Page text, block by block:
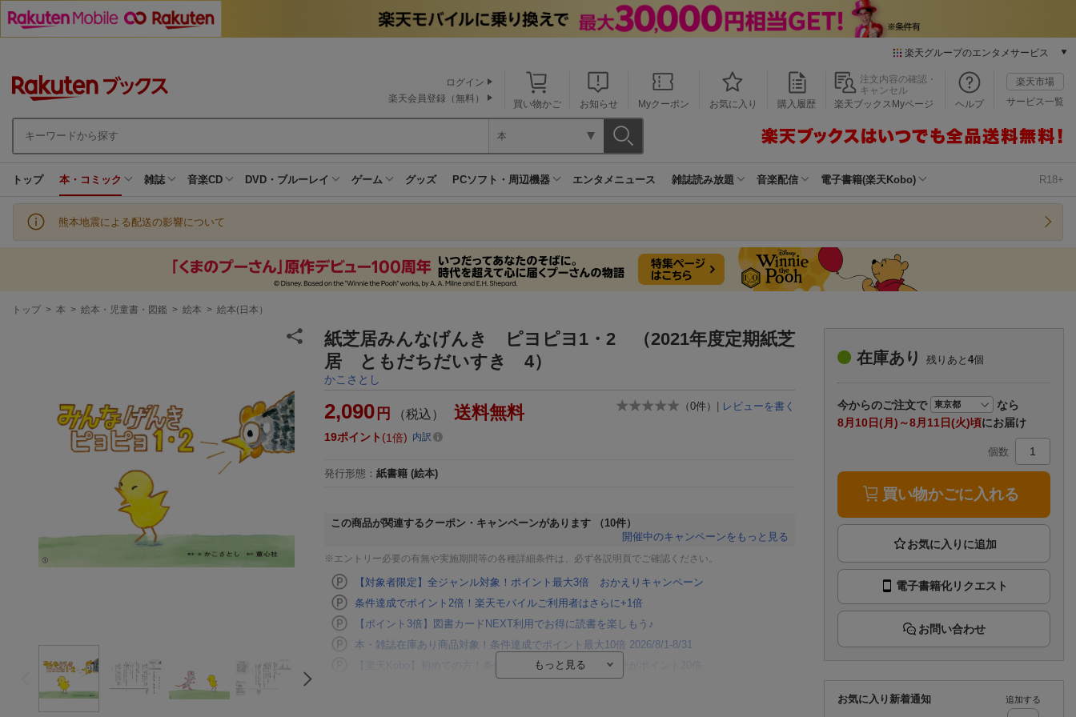
楽天グループのエンタメサービス
本/ゲーム/CD/DVD
楽天ブックス
楽天Kobo
楽天チケット
エンタメニュース
推し楽
買い物かご お知らせ Myクーポン お気に入り 購入履歴
注文内容の確認・
キャンセル
楽天ブックスMyページ
ヘルプ
楽天市場
サービス一覧
ログイン
楽天会員登録（無料）
本
トップ 本・コミック 雑誌 音楽CD DVD・ブルーレイ ゲーム グッズ PCソフト・周辺機器 エンタメニュース 雑誌読み放題 音楽配信 電子書籍(楽天Kobo) R18+
熊本地震による配送の影響について
現
トップ > 本 > 絵本・児童書・図鑑 > 絵本 > 絵本(日本）
紙芝居みんなげんき ピヨピヨ1・2 （2021年度定期紙芝
居 ともだちだいすき 4）
かこさとし
（0件） | レビューを書く
2,090 円 （税込） 送料無料
19ポイント 1倍 内訳
発行形態 ： 紙書籍 (絵本)
この商品が関連するクーポン・キャンペーンがあります
（10件）
開催中のキャンペーンをもっと見る
※エントリー必要の有無や実施期間等の各種詳細条件は、必ず各説明頁でご確認ください。
【対象者限定】全ジャンル対象！ポイント最大3倍 おかえりキャンペーン
条件達成でポイント2倍！楽天モバイルご利用者はさらに+1倍
【ポイント3倍】図書カードNEXT利用でお得に読書を楽しもう♪
本・雑誌在庫あり商品対象！条件達成でポイント最大10倍 2026/8/1-8/31
【楽天Kobo】初めての方！条件達成で楽天ブックス購入分がポイント20倍
在庫あり 残りあと 4個
今からのご注文で
なら
8月10日(月)～8月11日(火)頃にお届け
個数
買い物かごに入れる
電子書籍化リクエスト
お問い合わせ
お気に入り新着通知 追加する